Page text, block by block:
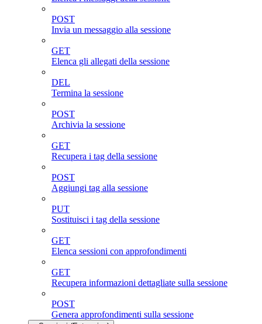
POST
Invia un messaggio alla sessione
GET
Elenca gli allegati della sessione
DEL
Termina la sessione
POST
Archivia la sessione
GET
Recupera i tag della sessione
POST
Aggiungi tag alla sessione
PUT
Sostituisci i tag della sessione
GET
Elenca sessioni con approfondimenti
GET
Recupera informazioni dettagliate sulla sessione
POST
Genera approfondimenti sulla sessione